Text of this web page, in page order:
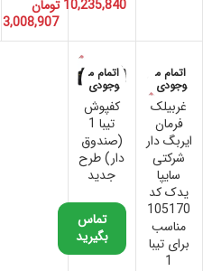
10,235,840 تومان
3,008,907
اتمام م
وجودی
غربیلک
فرمان
ایربگ دار
شرکتی
سایپا
یدک کد
105170
مناسب
برای تیبا
1
اتمام م
وجودی
کفپوش
تیبا 1
(صندوق
دار) طرح
جدید
تماس
بگیرید